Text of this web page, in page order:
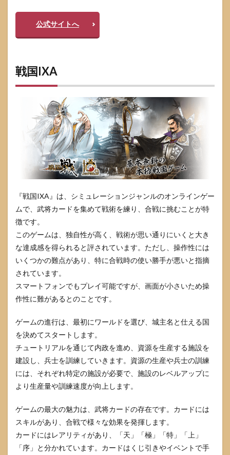
公式サイトへ
戦国IXA
『戦国IXA』は、シミュレーションジャンルのオンラインゲー
ムで、武将カードを集めて戦術を練り、合戦に挑むことが特
徴です。
このゲームは、独自性が高く、戦術が思い通りにいくと大き
な達成感を得られると評されています。ただし、操作性には
いくつかの難点があり、特に合戦時の使い勝手が悪いと指摘
されています。
スマートフォンでもプレイ可能ですが、画面が小さいため操
作性に難があるとのことです。
ゲームの進行は、最初にワールドを選び、城主名と仕える国
を決めてスタートします。
チュートリアルを通じて内政を進め、資源を生産する施設を
建設し、兵士を訓練していきます。資源の生産や兵士の訓練
には、それぞれ特定の施設が必要で、施設のレベルアップに
より生産量や訓練速度が向上します。
ゲームの最大の魅力は、武将カードの存在です。カードには
スキルがあり、合戦で様々な効果を発揮します。
カードにはレアリティがあり、「天」「極」「特」「上」
「序」と分かれています。カードはくじ引きやイベントで手